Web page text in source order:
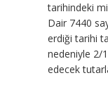
tarihindeki
Dair 7440
erdiği tarihi
nedeniyle 2/
edecek